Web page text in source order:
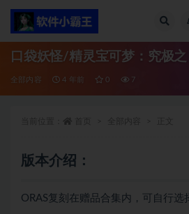
口袋妖怪/精灵宝可梦：究极之
全部内容 4 年前 0 7
版本介绍：
ORAS复刻在赠品合集内，可自行选